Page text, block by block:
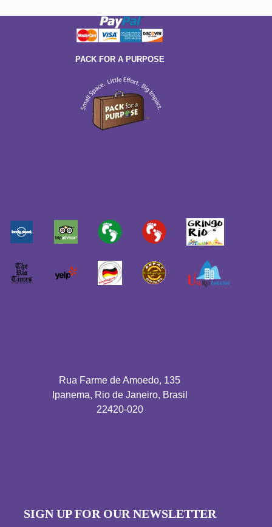
PACK FOR A PURPOSE
Rua Farme de Amoedo, 135
Ipanema, Rio de Janeiro, Brasil
22420-020
SIGN UP FOR OUR NEWSLETTER